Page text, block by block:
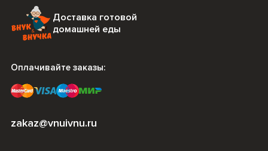
Доставка готовой
домашней еды
Оплачивайте заказы:
zakaz@vnuivnu.ru